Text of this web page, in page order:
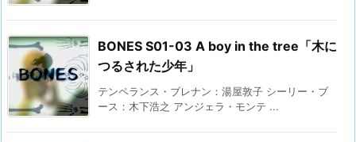
BONES S01-03 A boy in the tree「木に
つるされた少年」
テンペランス・ブレナン：湯屋敦子 シーリー・ブ
ース：木下浩之 アンジェラ・モンテ ...